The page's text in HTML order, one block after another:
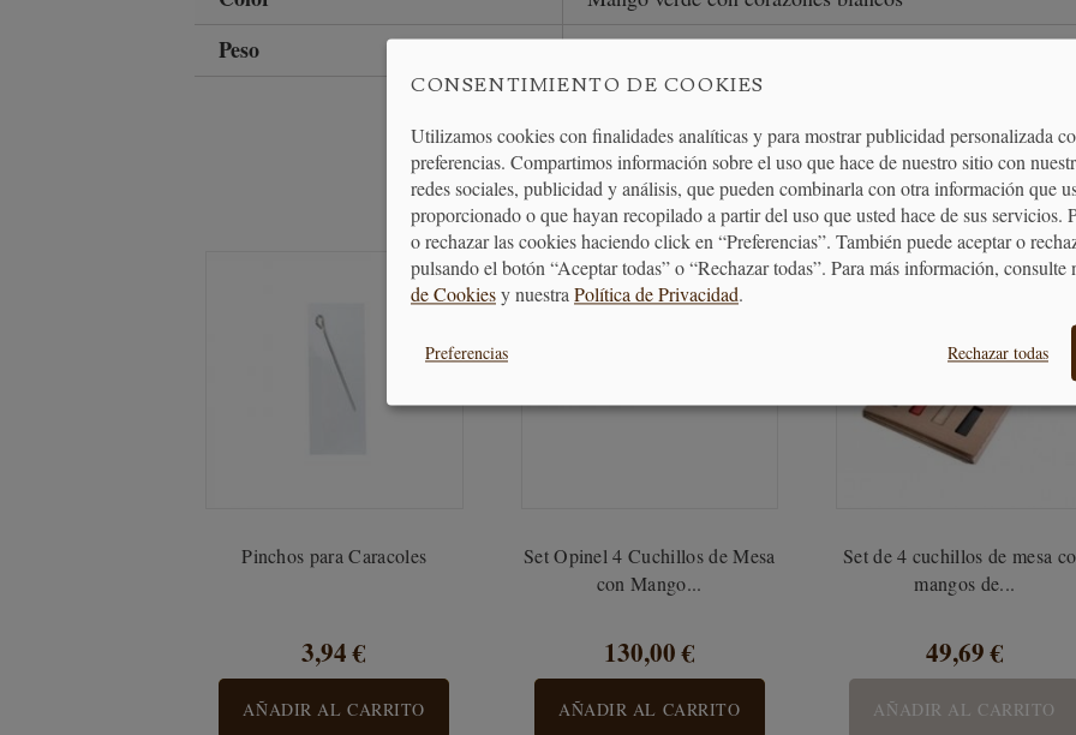
Peso 32 gramos
PRODUCTOS
Pinchos para Caracoles
3,94 €
AÑADIR AL CARRITO
Set Opinel 4 Cuchillos de Mesa
con Mango...
130,00 €
AÑADIR AL CARRITO
Set de 4 cuchillos de mesa
mangos de...
49,69 €
AÑADIR AL CARRITO
CONSENTIMIENTO DE COOKIES
Utilizamos cookies con finalidades analíticas y para mostrar publicidad personalizada
preferencias. Compartimos información sobre el uso que hace de nuestro sitio con
redes sociales, publicidad y análisis, que pueden combinarla con otra información que
proporcionado o que hayan recopilado a partir del uso que usted hace de sus servicios.
o rechazar las cookies haciendo click en “Preferencias”. También puede aceptar o
pulsando el botón “Aceptar todas” o “Rechazar todas”. Para más información, consulte
de Cookiesy nuestraPolítica de Privacidad.
Preferencias Rechazar todas